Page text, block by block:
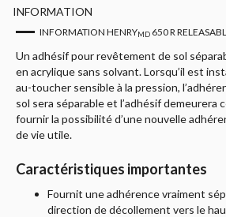
INFORMATION
INFORMATION HENRYMD 650 R
Un adhésif pour revêtement de sol
en acrylique sans solvant. Lorsqu’il est
au-toucher sensible à la pression,
sol sera séparable et l’adhésif demeurera
fournir la possibilité d’une nouvelle
de vie utile.
Caractéristiques importantes
Fournit une adhérence vraiment
direction de décollement vers le